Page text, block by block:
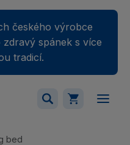
českého výrobce
spánek s více
tradicí.
prázdny.
bed